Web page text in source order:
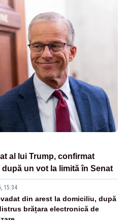
al lui Trump, confirmat
un vot la limită în Senat
15:34
din arest la domiciliu, după
brățara electronică de